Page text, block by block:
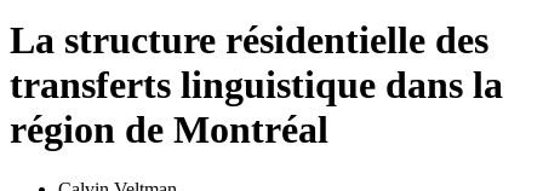
La structure résidentielle des
transferts linguistique dans la
région de Montréal